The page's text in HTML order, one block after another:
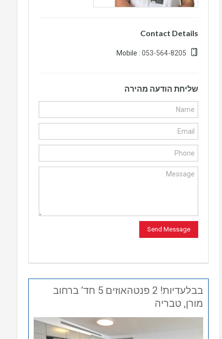
Contact Details
053-564-8205
שליחת הודעה מהירה
בבלעדיות! 2 פנטהאוזים 5 חד’ ברחוב
מורן, טבריה